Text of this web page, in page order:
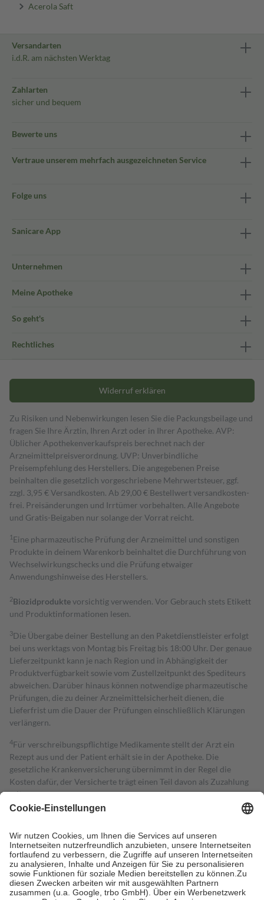
Acerola Saft
Versandarten
i.d.R. am nächsten Werktag
Zahlarten
sicher und bequem
Bewerte uns
Vertraue unserem mehrfach ausgezeichneten Service
Folge uns
Sanicare App
Unternehmen
Meine Apotheke
So geht's
Rechtliches
Widerruf erklären
Zu Risiken und Nebenwirkungen lesen Sie die Packungsbeilage und
fragen Sie Ihre Ärztin, Ihren Arzt oder in Ihrer Apotheke. AVP:
Üblicher Apothekenverkaufspreis berechnet nach der
Arzneimittelpreisverordnung. UVP: Unverbindliche
Preisempfehlung des Herstellers. Die angegebenen Preise
beinhalten die gesetzlich vorgeschriebene Mehrwertsteuer, ggf.
zzgl. 3,95 € Versandkosten. Ab 29,00 € Bestell­wert versand­kosten­
frei. Preisänderungen und Irrtümer vorbehalten. Alle Angebote
und Gratis-Beigaben nur solange der Vorrat reicht.
1 Eine pharmazeutische Prüfung der Arzneimittel und sonstigen
Produkte in deinem Warenkorb beinhaltet die Durchführung von
Wechselwirkungschecks und die Prüfung etwaiger
Anwendungshinweise des Herstellers.
2Biozidproduktevorsichtig verwenden. Vor Gebrauch stets Etikett
und Produktinformationen lesen.
3Die Übergabe deiner Bestellung an den Paketdienstleister erfolgt
bei uns werktags von Montag bis Freitag bis 18:00 Uhr. Der genaue
Lieferzeitpunkt kann je nach Region und in Abhängigkeit der
Produktverfügbarkeit sowie vom Zustellzeitpunkt des Spediteurs
abweichen. Darüber hinaus können notwendige pharmazeutische
Prüfungen, die zu deiner Arzneimittelsicherheit dienen, die
Lieferfrist um die Dauer der Prüfungen einschließlich Klärungen
verlängern.
4Für verschreibungspflichtige Medikamente stellt der Arzt ein
Rezept aus und der Patient erhält sie in der Apotheke. Die
gesetzliche Krankenversicherung übernimmt in der Regel die
Kosten dafür, der Versicherte trägt einen Teil davon als Zuzahlung
mit.
Grundsätzlich leisten Mitglieder Zuzahlungen in Höhe von zehn
höchstens zehn Euro.
Es sind jedoch nie mehr als die tatsächlichen
Kosten der Leistung zu entrichten.
Diese Regeln gelten grundsätzlich auch für Online-Apotheken.
Bei Heilmitteln und häuslicher Krankenpflege beträgt die
Zuzahlung zehn Prozent der Kosten sowie zehn Euro je
Verordnung.